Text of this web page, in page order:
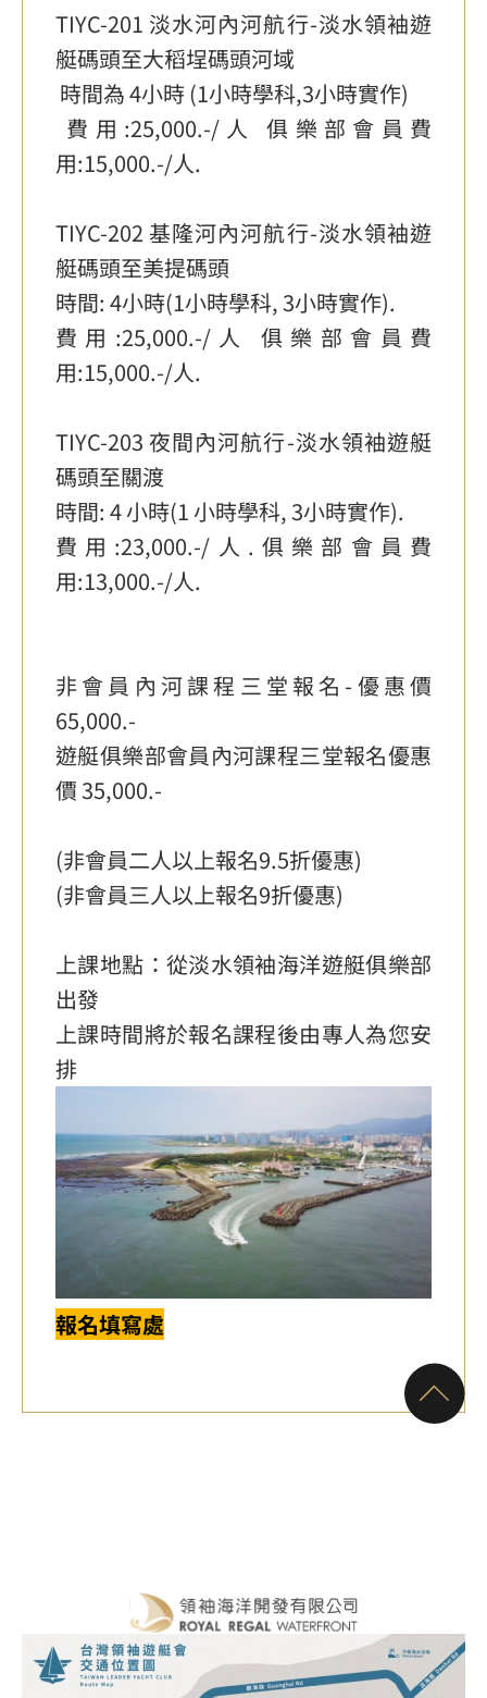
TIYC-201 淡水河內河航行-淡水領袖遊
艇碼頭至大稻埕碼頭河域
時間為 4小時 (1小時學科,3小時實作)
費用:25,000.-/人 俱樂部會員費
用:15,000.-/人.
TIYC-202 基隆河內河航行-淡水領袖遊
艇碼頭至美提碼頭
時間: 4小時(1小時學科, 3小時實作).
費用:25,000.-/人 俱樂部會員費
用:15,000.-/人.
TIYC-203 夜間內河航行-淡水領袖遊艇
碼頭至關渡
時間: 4 小時(1 小時學科, 3小時實作).
費用:23,000.-/人.俱樂部會員費
用:13,000.-/人.
非會員內河課程三堂報名-優惠價
65,000.-
遊艇俱樂部會員內河課程三堂報名優惠
價 35,000.-
(非會員二人以上報名9.5折優惠)
(非會員三人以上報名9折優惠)
上課地點：從淡水領袖海洋遊艇俱樂部
出發
上課時間將於報名課程後由專人為您安
排
報名填寫處